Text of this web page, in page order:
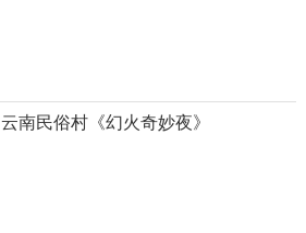
云南民俗村《幻火奇妙夜》